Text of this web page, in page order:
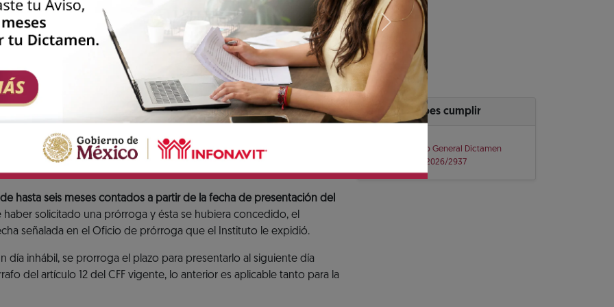
Next
generado por el contador público autorizado para dar
a tu solicitud previa de presentación del aviso para dictaminar el
aportaciones al fondo de vivienda y entero de descuentos para
amortización de créditos.
Infonavit.
hasta seis meses contados a partir de la fecha de presentación del
haber solicitado una prórroga y ésta se hubiera concedido, el
señalada en el Oficio de prórroga que el Instituto le expidió.
día inhábil, se prorroga el plazo para presentarlo al siguiente día
del artículo 12 del CFF vigente, lo anterior es aplicable tanto para la
Cuándo debes cumplir
Comunicado General Dictamen
INFONAVIT 2026/2937